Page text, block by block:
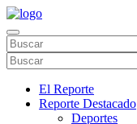
El Reporte
Reporte Destacado
Deportes